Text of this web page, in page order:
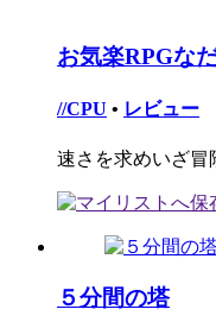
お気楽RPGな
//CPU • レビュー
速さを求めいざ冒
５分間の塔